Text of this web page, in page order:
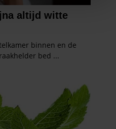
en advertenties te
social media te bieden
analyseren. Ook delen we
onze site met onze
en analyse. Deze
of die ze hebben
van hun services. U
als u onze website blijft